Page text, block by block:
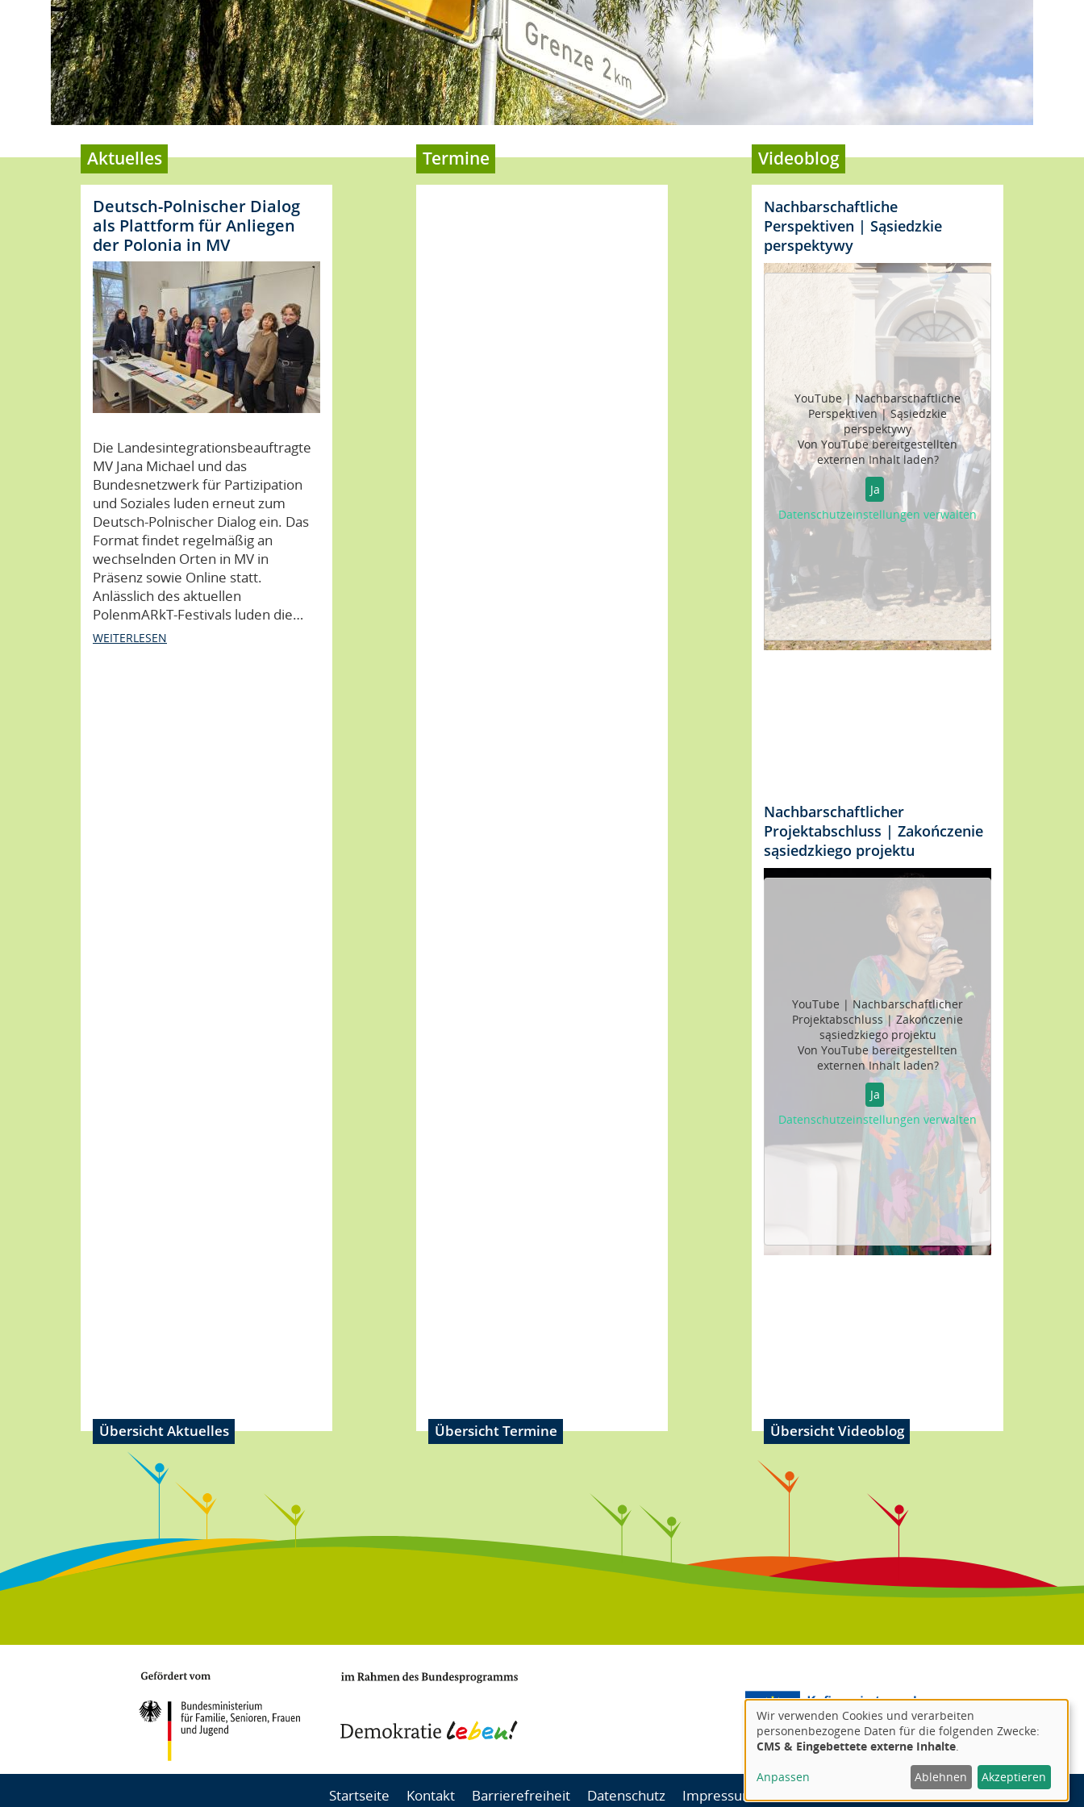
Aktuelles
Deutsch-Polnischer Dialog
als Plattform für Anliegen
der Polonia in MV
Die Landesintegrationsbeauftragte
MV Jana Michael und das
Bundesnetzwerk für Partizipation
und Soziales luden erneut zum
Deutsch-Polnischer Dialog ein. Das
Format findet regelmäßig an
wechselnden Orten in MV in
Präsenz sowie Online statt.
Anlässlich des aktuellen
PolenmARkT-Festivals luden die…
WEITERLESEN
Übersicht Aktuelles
Termine
Übersicht Termine
Videoblog
Nachbarschaftliche
Perspektiven | Sąsiedzkie
perspektywy
YouTube | Nachbarschaftliche
Perspektiven | Sąsiedzkie
perspektywy
VonYouTubebereitgestellten
externen Inhalt laden?
Ja
Datenschutzeinstellungen verwalten
Nachbarschaftlicher
Projektabschluss | Zakończenie
sąsiedzkiego projektu
YouTube | Nachbarschaftlicher
Projektabschluss | Zakończenie
sąsiedzkiego projektu
Von YouTube bereitgestellten
externen Inhalt laden?
Ja
Datenschutzeinstellungen verwalten
Übersicht Videoblog
Startseite Kontakt Barrierefreiheit Datenschutz Impressum
Wir verwenden Cookies und verarbeiten
personenbezogene Daten für die folgenden Zwecke:
CMS & Eingebettete externe Inhalte.
Anpassen Ablehnen Akzeptieren